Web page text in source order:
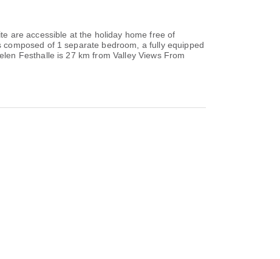
are accessible at the holiday home free of
of 1 separate bedroom, a fully equipped
Festhalle is 27 km from Valley Views From